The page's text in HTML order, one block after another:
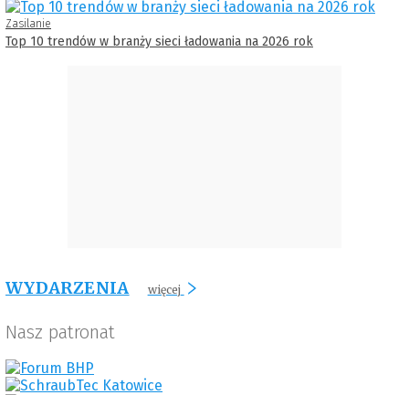
Zasilanie
Top 10 trendów w branży sieci ładowania na 2026 rok
WYDARZENIA więcej
Nasz patronat